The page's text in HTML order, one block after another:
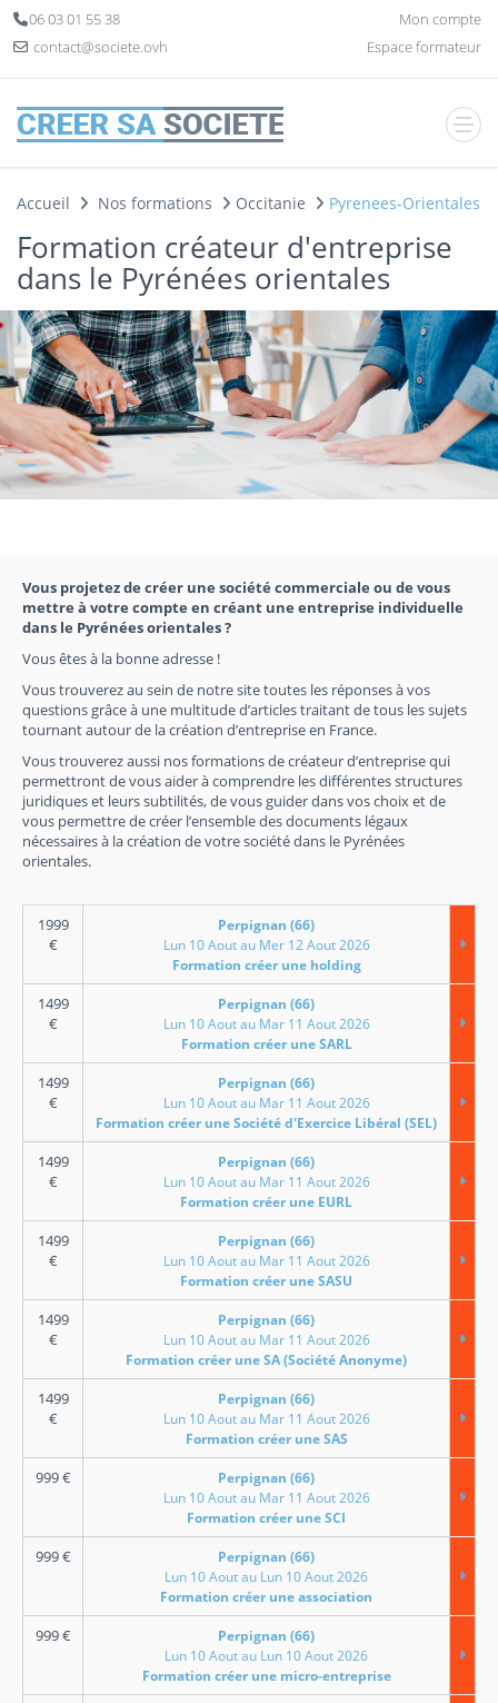
06 03 01 55 38
contact@societe.ovh
Mon compte
Espace formateur
Accueil Nos formations Occitanie Pyrenees-Orientales
Formation créateur d'entreprise
dans le Pyrénées orientales
Vous projetez de créer une société commerciale ou de vous
mettre à votre compte en créant une entreprise individuelle
dans le Pyrénées orientales ?
Vous êtes à la bonne adresse !
Vous trouverez au sein de notre site toutes les réponses à vos
questions grâce à une multitude d’articles traitant de tous les sujets
tournant autour de la création d’entreprise en France.
Vous trouverez aussi nos formations de créateur d’entreprise qui
permettront de vous aider à comprendre les différentes structures
juridiques et leurs subtilités, de vous guider dans vos choix et de
vous permettre de créer l’ensemble des documents légaux
nécessaires à la création de votre société dans le Pyrénées
orientales.
1999
€
Perpignan (66)
Lun 10 Aout au Mer 12 Aout 2026
Formation créer une holding
1499
€
Perpignan (66)
Lun 10 Aout au Mar 11 Aout 2026
Formation créer une SARL
1499
€
Perpignan (66)
Lun 10 Aout au Mar 11 Aout 2026
Formation créer une Société d'Exercice Libéral (SEL)
1499
€
Perpignan (66)
Lun 10 Aout au Mar 11 Aout 2026
Formation créer une EURL
1499
€
Perpignan (66)
Lun 10 Aout au Mar 11 Aout 2026
Formation créer une SASU
1499
€
Perpignan (66)
Lun 10 Aout au Mar 11 Aout 2026
Formation créer une SA (Société Anonyme)
1499
€
Perpignan (66)
Lun 10 Aout au Mar 11 Aout 2026
Formation créer une SAS
999€
Perpignan (66)
Lun 10 Aout au Mar 11 Aout 2026
Formation créer une SCI
999€
Perpignan (66)
Lun 10 Aout au Lun 10 Aout 2026
Formation créer une association
999€
Perpignan (66)
Lun 10 Aout au Lun 10 Aout 2026
Formation créer une micro-entreprise
Panneau de gestion des cookies